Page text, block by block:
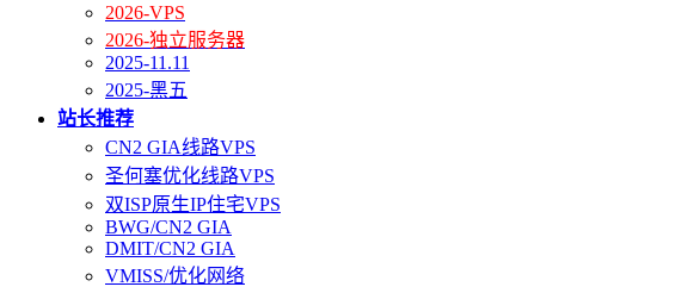
2026-VPS
2026-独立服务器
2025-11.11
2025-黑五
站长推荐
CN2 GIA线路VPS
圣何塞优化线路VPS
双ISP原生IP住宅VPS
BWG/CN2 GIA
DMIT/CN2 GIA
VMISS/优化网络